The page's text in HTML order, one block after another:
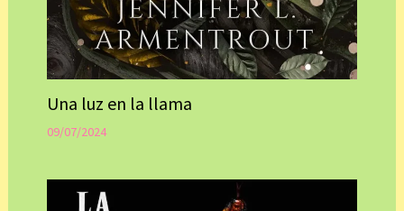
Una luz en la llama
09/07/2024